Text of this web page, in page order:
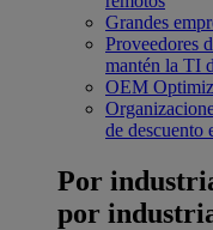
Grandes
Proveedores
mantén la TI
OEM
de descuento
Por
por